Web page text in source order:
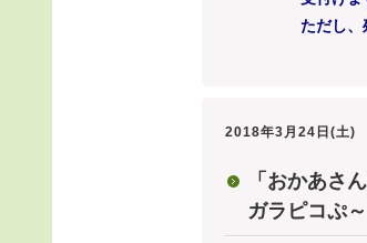
ただし、
2018年3月24日(土)
「おかあさ
ガラピコぷ